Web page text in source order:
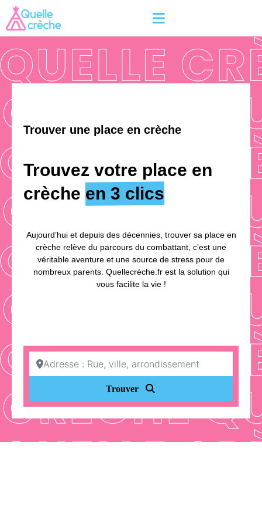
Trouver une place en crèche
Trouvez votre place en
crèche en 3 clics
Aujourd’hui et depuis des décennies, trouver sa place en
crèche relève du parcours du combattant, c’est une
véritable aventure et une source de stress pour de
nombreux parents. Quellecrèche.fr est la solution qui
vous facilite la vie !